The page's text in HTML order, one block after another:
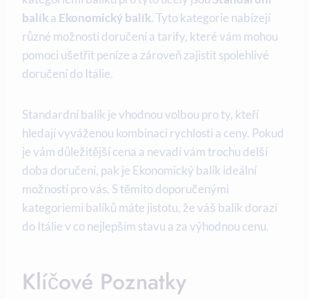
balíka Ekonomický balík. Tyto kategorie nabízejí
různé možnosti doručení a tarify, které vám mohou
pomoci ušetřit peníze a zároveň zajistit spolehlivé
doručení do Itálie.
Standardní balík je vhodnou volbou pro ty, kteří
hledají vyváženou kombinaci rychlosti a ceny. Pokud
je vám důležitější cena a nevadí vám trochu delší
doba doručení, pak je Ekonomický balík ideální
možností pro vás. S těmito doporučenými
kategoriemi balíků máte jistotu, že váš balík dorazí
do Itálie v co nejlepším stavu a za výhodnou cenu.
Klíčové Poznatky